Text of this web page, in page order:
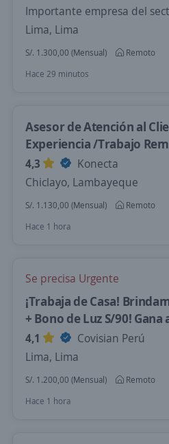
Importante empresa del
Lima, Lima
S/. 1.300,00 (Mensual)
Remoto
Hace 29 minutos
Asesor de Atención al
Experiencia /Trabajo
4,3
Konecta
Chiclayo, Lambayeque
S/. 1.130,00 (Mensual)
Remoto
Hace 1 hora
Se precisa Urgente
¡Trabaja de Casa!
+ Bono de Luz S/90! Gana
4,1
Covisian Perú
Lima, Lima
S/. 1.200,00 (Mensual)
Remoto
Hace 1 hora